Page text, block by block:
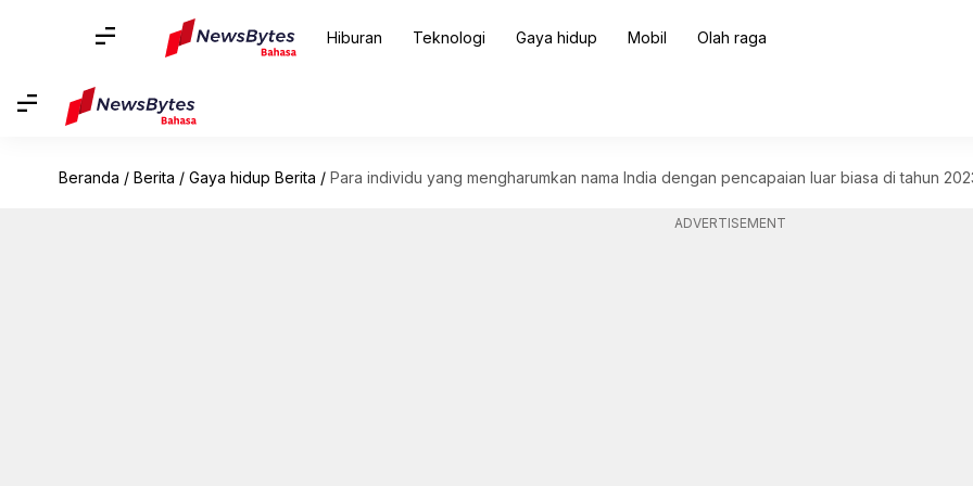
Hiburan Teknologi Gaya hidup Mobil Olah raga
Beranda / Berita / Gaya hidup Berita / Para individu yang mengharumkan nama India dengan pencapaian luar biasa di tahun
ADVERTISEMENT